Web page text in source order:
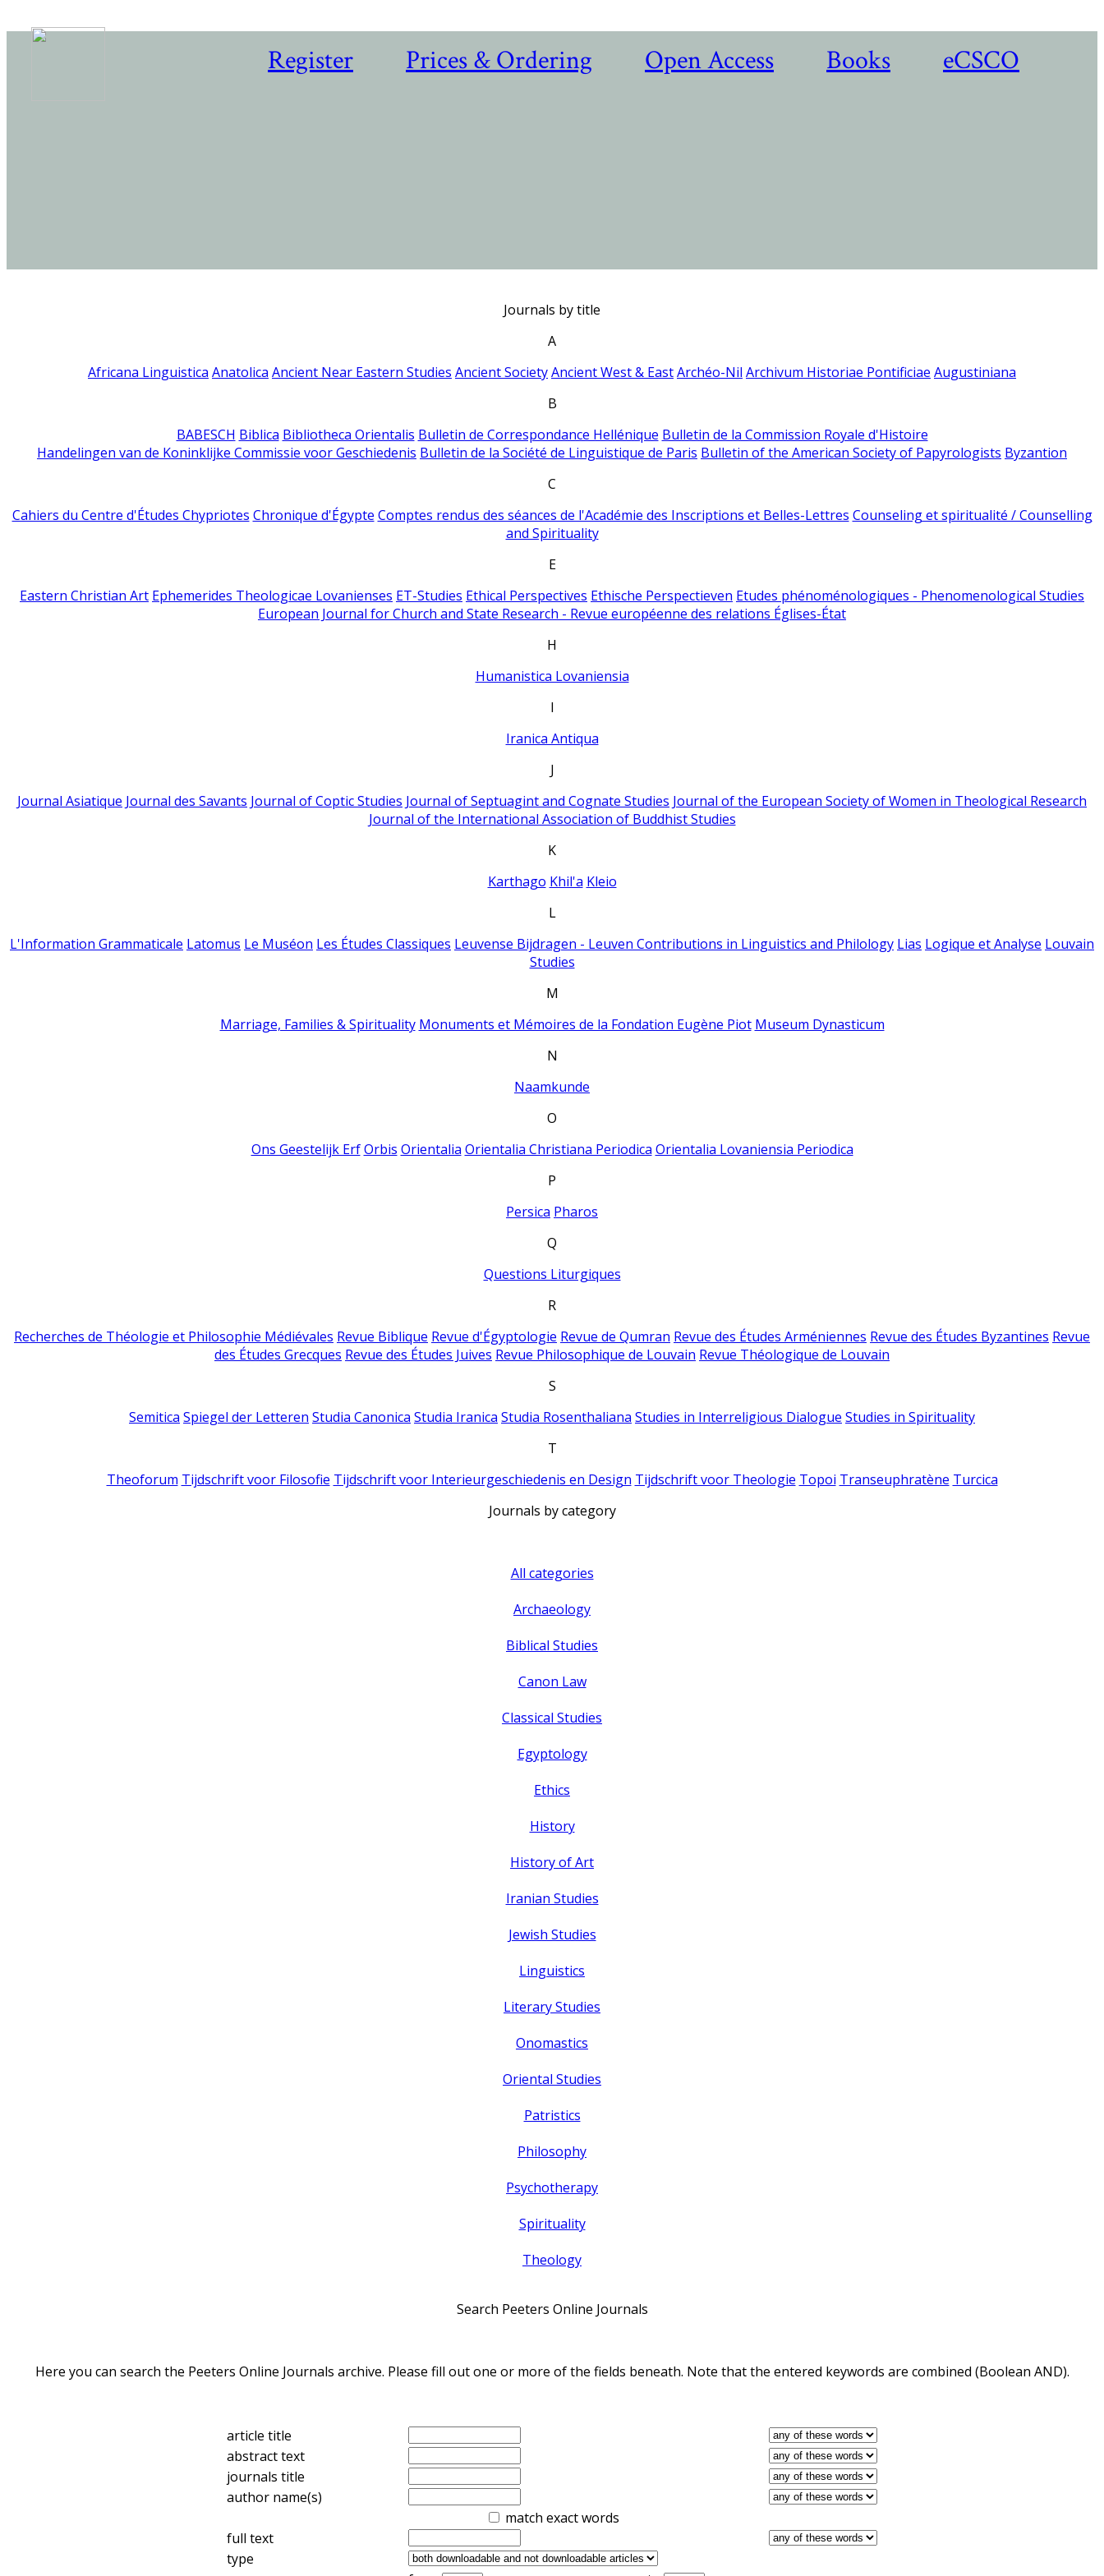
Register Prices & Ordering Open Access Books eCSCO
Journals by title
A
Africana Linguistica Anatolica Ancient Near Eastern Studies Ancient SocietyAncient West & EastArchéo-Nil Archivum Historiae Pontificiae Augustiniana
B
BABESCH Biblica Bibliotheca Orientalis Bulletin de Correspondance Hellénique Bulletin de la Commission Royale d'Histoire
Handelingen van de Koninklijke Commissie voor Geschiedenis Bulletin de la Société de Linguistique de Paris Bulletin of the American Society of Papyrologists Byzantion
C
Cahiers du Centre d'Études Chypriotes Chronique d'Égypte Comptes rendus des séances de l'Académie des Inscriptions et Belles-Lettres Counseling et spiritualité / Counselling
and Spirituality
E
Eastern Christian Art Ephemerides Theologicae Lovanienses ET-Studies Ethical Perspectives Ethische Perspectieven Etudes phénoménologiques - Phenomenological Studies
European Journal for Church and State Research - Revue européenne des relations Églises-État
H
Humanistica Lovaniensia
I
Iranica Antiqua
J
Journal Asiatique Journal des Savants Journal of Coptic Studies Journal of Septuagint and Cognate Studies Journal of the European Society of Women in Theological Research
Journal of the International Association of Buddhist Studies
K
Karthago Khil'a Kleio
L
L'Information Grammaticale Latomus Le Muséon Les Études Classiques Leuvense Bijdragen - Leuven Contributions in Linguistics and Philology Lias Logique et Analyse Louvain
Studies
M
Marriage, Families & Spirituality Monuments et Mémoires de la Fondation Eugène Piot Museum Dynasticum
N
Naamkunde
O
Ons Geestelijk Erf Orbis Orientalia Orientalia Christiana Periodica Orientalia Lovaniensia Periodica
P
Persica Pharos
Q
Questions Liturgiques
R
Recherches de Théologie et Philosophie Médiévales Revue Biblique Revue d'Égyptologie Revue de Qumran Revue des Études Arméniennes Revue des Études Byzantines Revue
des Études Grecques Revue des Études Juives Revue Philosophique de Louvain Revue Théologique de Louvain
S
Semitica Spiegel der Letteren Studia Canonica Studia Iranica Studia Rosenthaliana Studies in Interreligious Dialogue Studies in Spirituality
T
Theoforum Tijdschrift voor Filosofie Tijdschrift voor Interieurgeschiedenis en Design Tijdschrift voor Theologie Topoi Transeuphratène Turcica
Journals by category
All categories
Archaeology
Biblical Studies
Canon Law
Classical Studies
Egyptology
Ethics
History
History of Art
Iranian Studies
Jewish Studies
Linguistics
Literary Studies
Onomastics
Oriental Studies
Patristics
Philosophy
Psychotherapy
Spirituality
Theology
Search Peeters Online Journals
Here you can search the Peeters Online Journals archive. Please fill out one or more of the fields beneath. Note that the entered keywords are combined (Boolean AND).
article title
abstract text
journals title
author name(s)
match exact words
full text
type